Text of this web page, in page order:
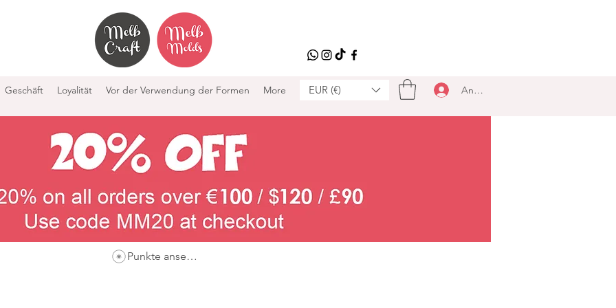
Geschäft Loyalität Vor der Verwendung der Formen More EUR (€) Anmelden
Punkte ansehen